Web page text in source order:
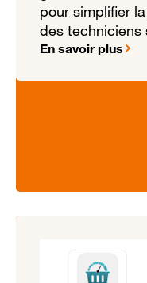
pour simplifier
des techniciens
En savoir plus